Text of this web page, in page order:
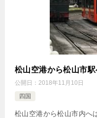
松山空港から松山市駅
公開日： 2018年11月10日
四国
松山空港から松山市内へ